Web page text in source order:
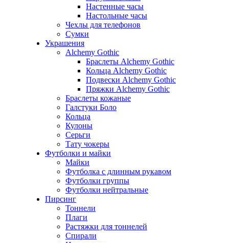
Настенные часы
Настольные часы
Чехлы для телефонов
Сумки
Украшения
Alchemy Gothic
Браслеты Alchemy Gothic
Кольца Alchemy Gothic
Подвески Alchemy Gothic
Пряжки Alchemy Gothic
Браслеты кожаные
Галстуки Боло
Кольца
Кулоны
Серьги
Тату чокеры
Футболки и майки
Майки
Футболка с длинным рукавом
Футболки группы
Футболки нейтральные
Пирсинг
Тоннели
Плаги
Растяжки для тоннелей
Спирали